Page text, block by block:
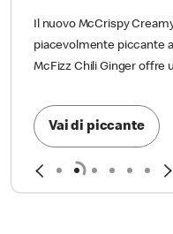
Il nuovo McCrispy
piacevolmente piccante
McFizz Chili Ginger offre
Vai di piccante